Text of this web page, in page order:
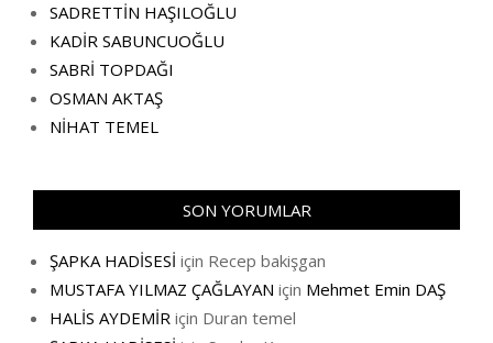
SADRETTİN HAŞILOĞLU
KADİR SABUNCUOĞLU
SABRİ TOPDAĞI
OSMAN AKTAŞ
NİHAT TEMEL
SON YORUMLAR
ŞAPKA HADİSESİ için Recep bakişgan
MUSTAFA YILMAZ ÇAĞLAYAN için Mehmet Emin DAŞ
HALİS AYDEMİR için Duran temel